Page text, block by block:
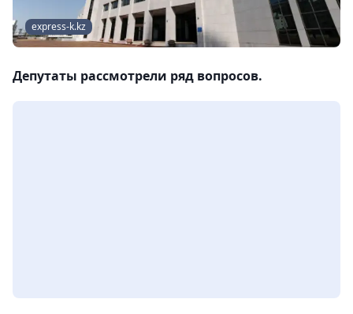
express-k.kz
Депутаты рассмотрели ряд вопросов.